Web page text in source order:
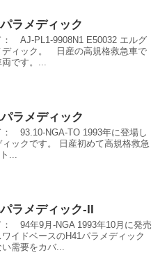
ラメディック
： AJ-PL1-9908N1 E50032 エルグ
ディック。 日産の高規格救急車で
です。...
ラメディック
： 93.10-NGA-TO 1993年に登場し
ックです。 日産初めて高規格救急
...
ラメディック-II
： 94年9月-NGA 1993年10月に発売
イドベースのH41パラメディック
需要をカバ...